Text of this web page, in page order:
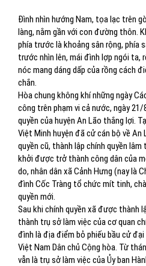
Đình nhìn hướng Nam, tọa lạc trên
làng, nằm gần với con đường thôn.
phía trước là khoảng sân rộng, phía
trước nhìn lên, mái đình lợp ngói ta,
nóc mang dáng dấp của rồng cách
chắn.
Hòa chung không khí những ngày
công trên phạm vi cả nước, ngày
quyền của huyện An Lão thắng lợi.
Việt Minh huyện đã cử cán bộ về An
quyền cũ, thành lập chính quyền
khởi được trở thành công dân của
do, nhân dân xã Cảnh Hưng (nay là
đình Cốc Tràng tổ chức mít tinh,
quyền mới.
Sau khi chính quyền xã được thành
thành trụ sở làm việc của cơ quan
đình là địa điểm bỏ phiếu bầu cử
Việt Nam Dân chủ Cộng hòa. Từ
vẫn là trụ sở làm việc của Ủy ban